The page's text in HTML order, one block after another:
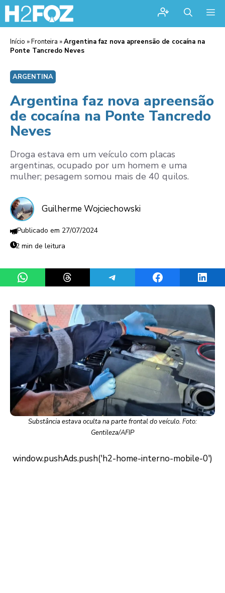
Início »Fronteira »Argentina faz nova apreensão de cocaína na
Ponte Tancredo Neves
ARGENTINA
Argentina faz nova apreensão
de cocaína na Ponte Tancredo
Neves
Droga estava em um veículo com placas
argentinas, ocupado por um homem e uma
mulher; pesagem somou mais de 40 quilos.
Guilherme Wojciechowski
27/07/2024
2 min de leitura
Share on WhatsAppShare on ThreadsShare on TelegramShare on Facebook
Substância estava oculta na parte frontal do veículo. Foto:
Gentileza/AFIP